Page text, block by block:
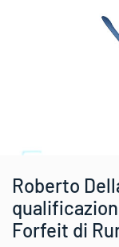
Roberto
Forfeit di